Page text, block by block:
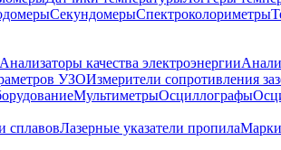
СекундомерыСпектроколориметры
Анализаторы качества электроэнергии
УЗОИзмерители сопротивления
МультиметрыОсциллографы
сплавовЛазерные указатели пропила